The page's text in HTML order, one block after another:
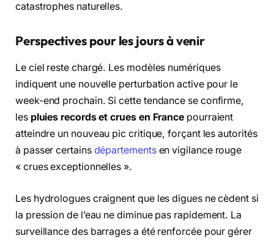
catastrophes naturelles.
Perspectives pour les jours à venir
Le ciel reste chargé. Les modèles numériques
indiquent une nouvelle perturbation active pour le
week-end prochain. Si cette tendance se confirme,
les pluies records et crues en France pourraient
atteindre un nouveau pic critique, forçant les autorités
à passer certains départementsen vigilance rouge
« crues exceptionnelles ».
Les hydrologues craignent que les digues ne cèdent si
la pression de l’eau ne diminue pas rapidement. La
surveillance des barrages a été renforcée pour gérer